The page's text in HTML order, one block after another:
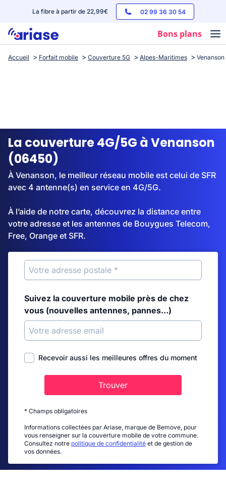
La fibre à partir de 22,99€ 02 99 36 30 54
Bons plans
Box internet
Streaming
Accueil Forfait mobile Couverture 5G Alpes-Maritimes Venanson
La couverture 4G/5G à Venanson
(06450)
À Venanson, le meilleur réseau mobile est celui de SFR
avec 4 antenne(s) en service en 4G/5G.
À l’aide de notre carte, découvrez la distance entre
votre adresse et les antennes de Bouygues Telecom,
Free, Orange et SFR.
Suivez la couverture mobile près de chez
vous (nouvelles antennes, pannes...)
Recevoir aussi les meilleures offres du moment
Trouver
* Champs obligatoires
Informations collectées par Ariase, marque de Bemove, pour
vous renseigner sur la couverture mobile de votre commune.
Consultez notre politique de confidentialité et de gestion de
vos données.